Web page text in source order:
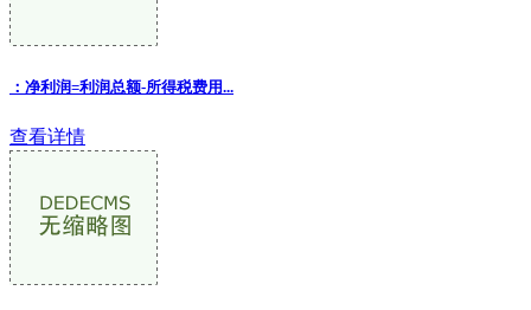
：净利润=利润总额-所得税费用...
查看详情